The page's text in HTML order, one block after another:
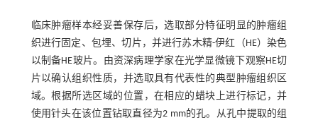
临床肿瘤样本经妥善保存后，选取部分特征明显的肿瘤组
织进行固定、包埋、切片，并进行苏木精-伊红（HE）染色
以制备HE玻片。由资深病理学家在光学显微镜下观察HE切
片以确认组织性质，并选取具有代表性的典型肿瘤组织区
域。根据所选区域的位置，在相应的蜡块上进行标记，并
使用针头在该位置钻取直径为2 mm的孔。从孔中提取的组